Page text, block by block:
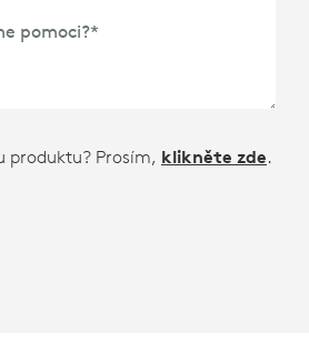
pomoci?*
produktu? Prosím, klikněte zde.